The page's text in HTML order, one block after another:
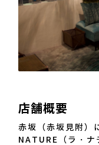
店舗概要
赤坂（赤坂見附）
NATURE（ラ・ナ